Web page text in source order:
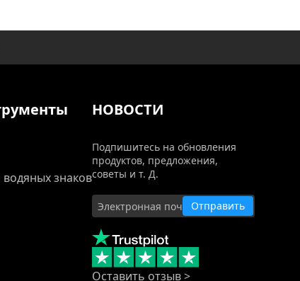
водяных знаков
НОВОСТИ
Подпишитесь на обновления
продуктов, предложения,
советы и т. Д.
Отправить
Оставить отзыв >